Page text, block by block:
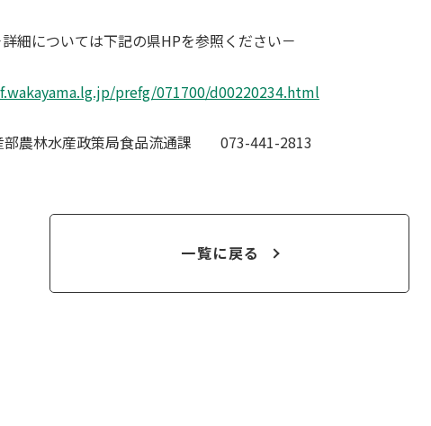
詳細については下記の県HPを参照ください－
prefg/071700/d00220234.html
農林水産政策局食品流通課 073-441-2813
一覧に戻る